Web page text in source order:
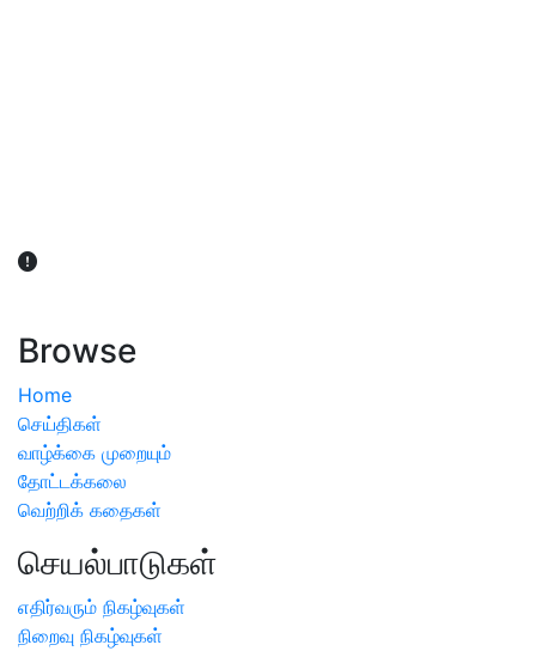
Browse
Home
செய்திகள்
வாழ்க்கை முறையும்
தோட்டக்கலை
வெற்றிக் கதைகள்
செயல்பாடுகள்
எதிர்வரும் நிகழ்வுகள்
நிறைவு நிகழ்வுகள்